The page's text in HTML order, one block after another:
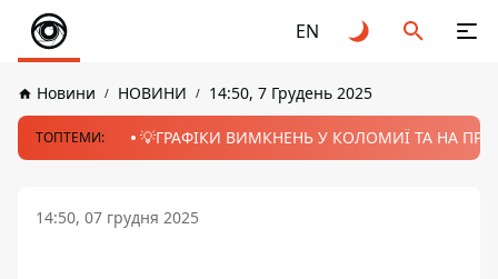
EN
Новини НОВИНИ 14:50, 7 Грудень 2025
ТОПТЕМИ: 💡ГРАФІКИ ВИМКНЕНЬ У КОЛОМИЇ ТА НА
14:50, 07 грудня 2025